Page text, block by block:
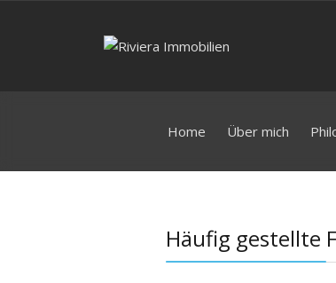
Home Über mich
Häufig gestellte